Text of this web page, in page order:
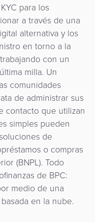
para los
a través de una
alternativa y los
en torno a la
con un
milla. Un
comunidades
de administrar sus
contacto que utilizan
simples pueden
de
o compras
(BNPL). Todo
de BPC:
medio de una
en la nube.